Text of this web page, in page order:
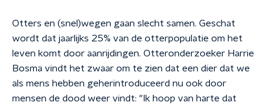
Otters en (snel)wegen gaan slecht samen. Geschat
wordt dat jaarlijks 25% van de otterpopulatie om het
leven komt door aanrijdingen. Otteronderzoeker Harrie
Bosma vindt het zwaar om te zien dat een dier dat we
als mens hebben geherintroduceerd nu ook door
mensen de dood weer vindt: "Ik hoop van harte dat